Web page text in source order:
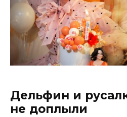
Дельфин и
не доплыли